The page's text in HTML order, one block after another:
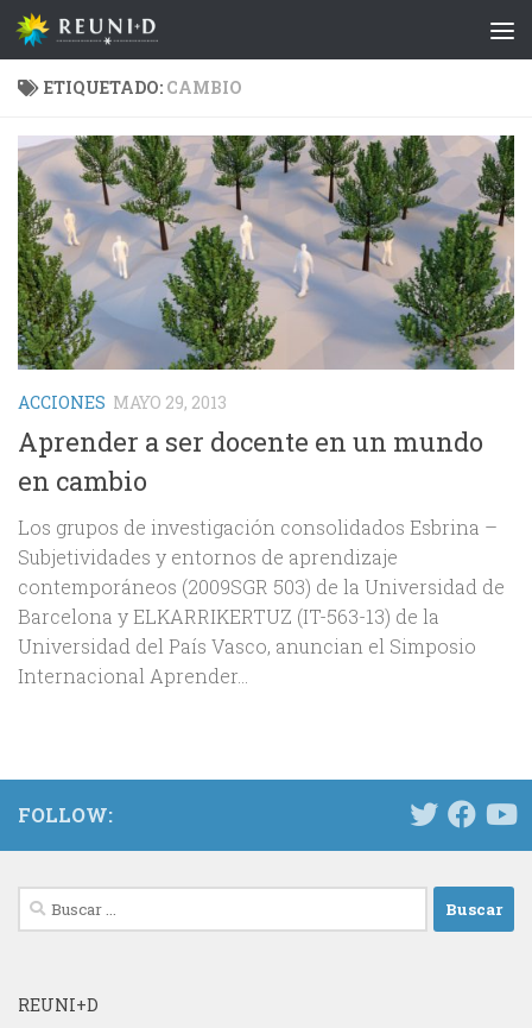
Saltar al contenido
ETIQUETADO: CAMBIO
ACCIONES MAYO 29, 2013
Aprender a ser docente en un mundo
en cambio
Los grupos de investigación consolidados Esbrina –
Subjetividades y entornos de aprendizaje
contemporáneos (2009SGR 503) de la Universidad de
Barcelona y ELKARRIKERTUZ (IT-563-13) de la
Universidad del País Vasco, anuncian el Simposio
Internacional Aprender...
FOLLOW:
Buscar:
REUNI+D